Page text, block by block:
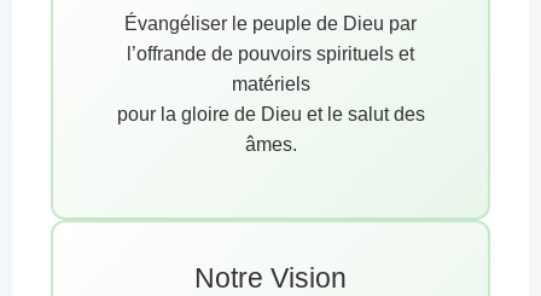
Évangéliser le peuple de Dieu par
l’offrande de pouvoirs spirituels et
matériels
pour la gloire de Dieu et le salut des
âmes.
Notre Vision